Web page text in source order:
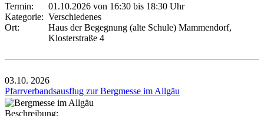
Termin:
01.10.2026 von 16:30 bis 18:30 Uhr
Kategorie: Verschiedenes
Ort:
Haus der Begegnung (alte Schule) Mammendorf,
Klosterstraße 4
03.10. 2026
Pfarrverbandsausflug zur Bergmesse im Allgäu
Beschreibung: